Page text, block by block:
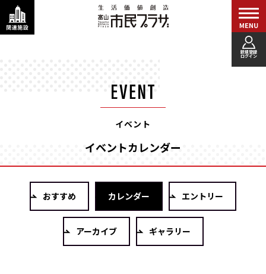
新規登録
ログイン
イベント
イベントカレンダー
おすすめ カレンダー エントリー
アーカイブ ギャラリー